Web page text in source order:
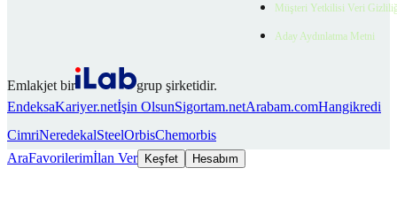
Müşteri Yetkilisi Veri
Aday Aydınlatma Metni
Emlakjet bir
grup şirketidir.
EndeksaKariyer.netİşin OlsunSigortam.netArabam.comHangikredi
CimriNeredekalSteelOrbisChemorbis
AraFavorilerimİlan Ver Keşfet Hesabım